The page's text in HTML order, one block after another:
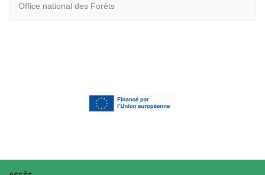
Office national des Forêts